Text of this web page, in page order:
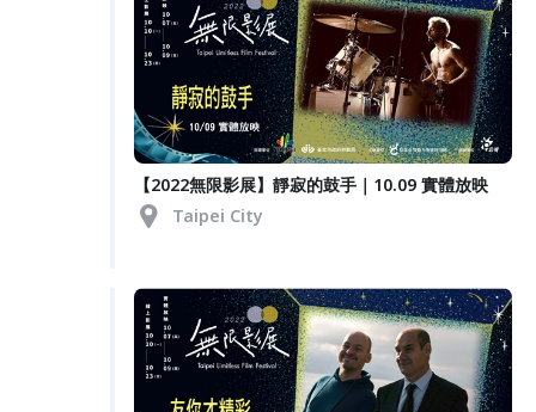
【2022無限影展】靜寂的鼓手｜10.09 實體放映
Taipei City